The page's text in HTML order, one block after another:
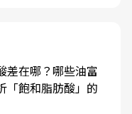
差在哪？哪些油富
「飽和脂肪酸」的